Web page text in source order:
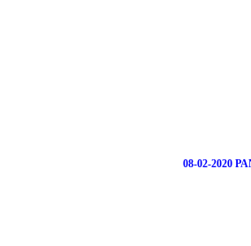
08-02-2020